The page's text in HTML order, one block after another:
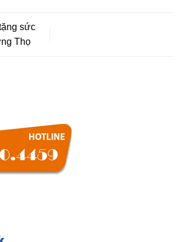
sức
Thọ